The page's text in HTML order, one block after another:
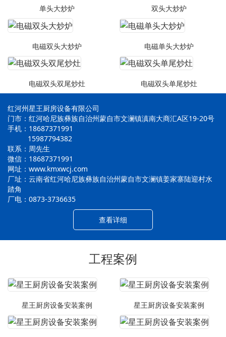
单头大炒炉 双头大炒炉
电磁双头大炒炉 电磁单头大炒炉
电磁双头双尾炒灶 电磁双头单尾炒灶
红河州星王厨房设备有限公司
门市：红河哈尼族彝族自治州蒙自市文澜镇滇南大商汇A区19-20号
手机：18687371991
15987794382
联系：周先生
微信：18687371991
网址：www.kmxwcj.com
厂址：云南省红河哈尼族彝族自治州蒙自市文澜镇姜家寨陆迎村水
踏角
厂电：0873-3736635
查看详细
工程案例
星王厨房设备安装案例 星王厨房设备安装案例